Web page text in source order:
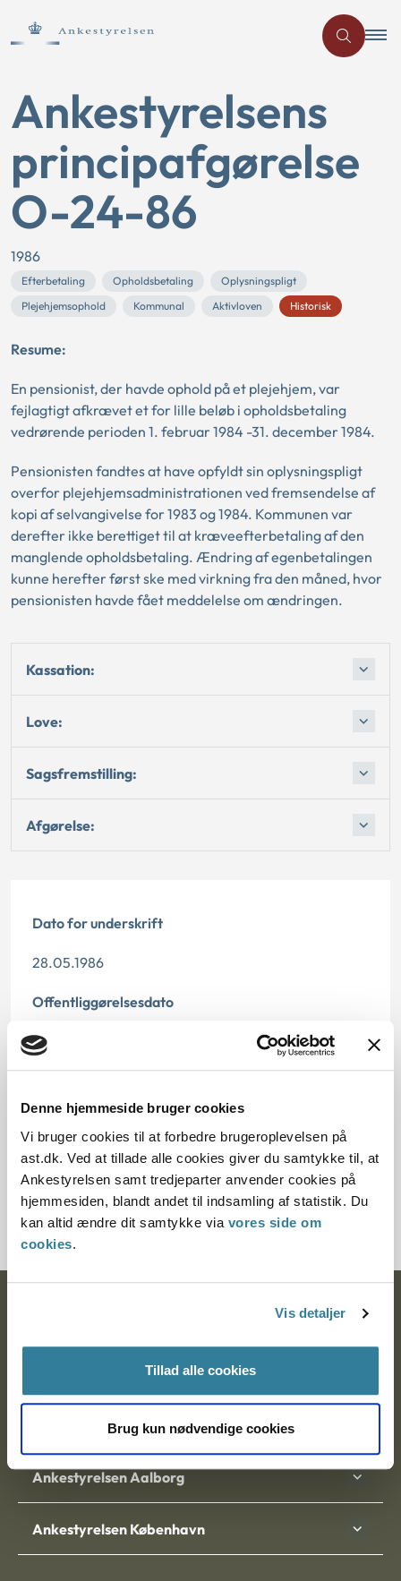
Denne hjemmeside bruger cookies
Vi bruger cookies til at forbedre brugeroplevelsen på
ast.dk. Ved at tillade alle cookies giver du samtykke til, at
Ankestyrelsen samt tredjeparter anvender cookies på
hjemmesiden, blandt andet til indsamling af statistik. Du
kan altid ændre dit samtykke via vores side om
cookies.
Vis detaljer
Tillad alle cookies
Brug kun nødvendige cookies
Ankestyrelsens
principafgørelse
O-24-86
1986
Efterbetaling Opholdsbetaling
Oplysningspligt
Plejehjemsophold
Kommunal Aktivloven Historisk
Resume:
En pensionist, der havde ophold på et plejehjem, var
fejlagtigt afkrævet et for lille beløb i opholdsbetaling
vedrørende perioden 1. februar 1984 -31. december 1984.
Pensionisten fandtes at have opfyldt sin oplysningspligt
overfor plejehjemsadministrationen ved fremsendelse af
kopi af selvangivelse for 1983 og 1984. Kommunen var
derefter ikke berettiget til at kræveefterbetaling af den
manglende opholdsbetaling. Ændring af egenbetalingen
kunne herefter først ske med virkning fra den måned, hvor
pensionisten havde fået meddelelse om ændringen.
Kassation:
Love:
Sagsfremstilling:
Afgørelse:
Dato for underskrift
28.05.1986
Offentliggørelsesdato
12.07.2013
Journalnummer
12619-85
Postadresse:
9000 Aalborg
Ankestyrelsen Aalborg
Ankestyrelsen København